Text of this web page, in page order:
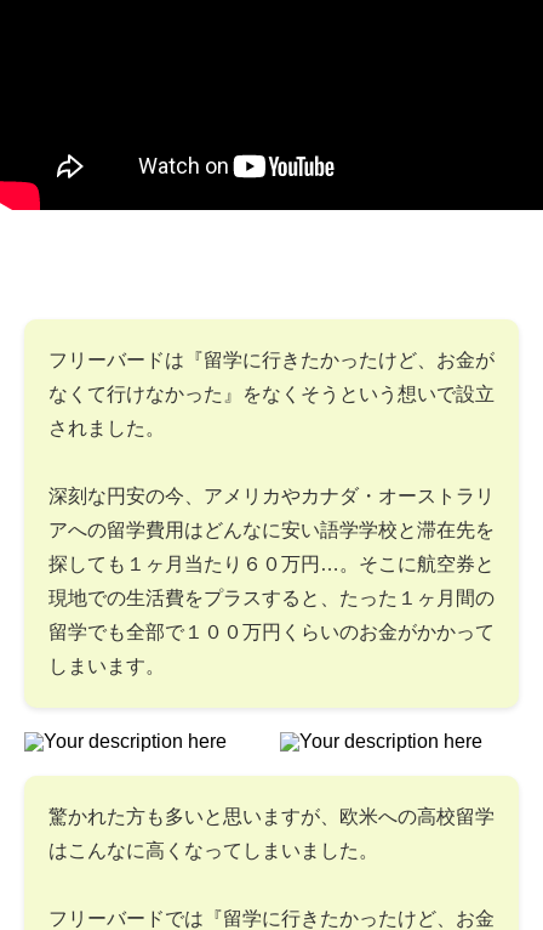
フリーバードは『留学に行きたかったけど、お金が
なくて行けなかった』をなくそうという想いで設立
されました。
深刻な円安の今、アメリカやカナダ・オーストラリ
アへの留学費用はどんなに安い語学学校と滞在先を
探しても１ヶ月当たり６０万円…。そこに航空券と
現地での生活費をプラスすると、たった１ヶ月間の
留学でも全部で１００万円くらいのお金がかかって
しまいます。
驚かれた方も多いと思いますが、欧米への高校留学
はこんなに高くなってしまいました。
フリーバードでは『留学に行きたかったけど、お金